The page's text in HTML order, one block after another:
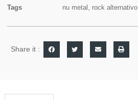
Tags
nu metal , rock alternativo
Share it :